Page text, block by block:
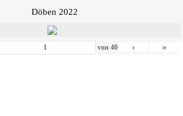
Döben 2022
von 40 › »